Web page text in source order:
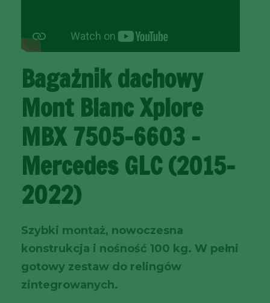
Bagażnik dachowy
Mont Blanc Xplore
MBX 7505-6603 –
Mercedes GLC (2015–
2022)
Szybki montaż, nowoczesna
konstrukcja i nośność 100 kg. W pełni
gotowy zestaw do relingów
zintegrowanych.